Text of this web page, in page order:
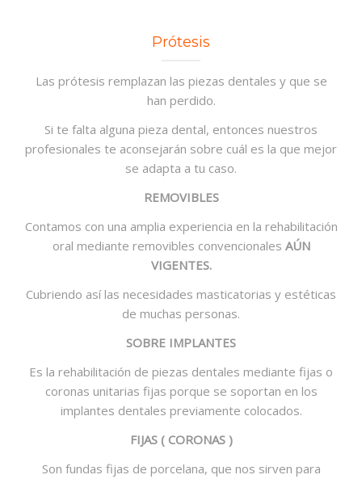
Prótesis
Las prótesis remplazan las piezas dentales y que se
han perdido.
Si te falta alguna pieza dental, entonces nuestros
profesionales te aconsejarán sobre cuál es la que mejor
se adapta a tu caso.
REMOVIBLES
Contamos con una amplia experiencia en la rehabilitación
oral mediante removibles convencionales AÚN
VIGENTES.
Cubriendo así las necesidades masticatorias y estéticas
de muchas personas.
SOBRE IMPLANTES
Es la rehabilitación de piezas dentales mediante fijas o
coronas unitarias fijas porque se soportan en los
implantes dentales previamente colocados.
FIJAS ( CORONAS )
Son fundas fijas de porcelana, que nos sirven para